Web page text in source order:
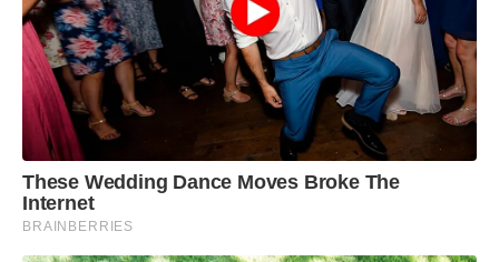
These Wedding Dance Moves Broke The
Internet
BRAINBERRIES